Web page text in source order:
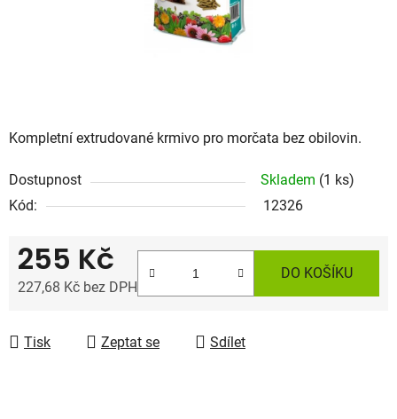
Kompletní extrudované krmivo pro morčata bez obilovin.
Dostupnost Skladem (1 ks)
Kód:
12326
255 Kč
227,68 Kč bez DPH
DO KOŠÍKU
Tisk Zeptat se Sdílet